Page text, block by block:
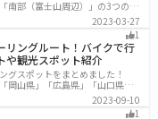
南部（富士山周辺）」の3つのル
を中心に自然豊かな景色や食事
数あります。バイクで静岡県に
考にしてください。
2023-03-27
1
リングルート！バイクで行
や観光スポット紹介
グスポットをまとめました！
岡山県」「広島県」「山口県」
す。自然豊かな山々や湖、温泉
景色を楽しめるスポットが多数
2023-09-10
1